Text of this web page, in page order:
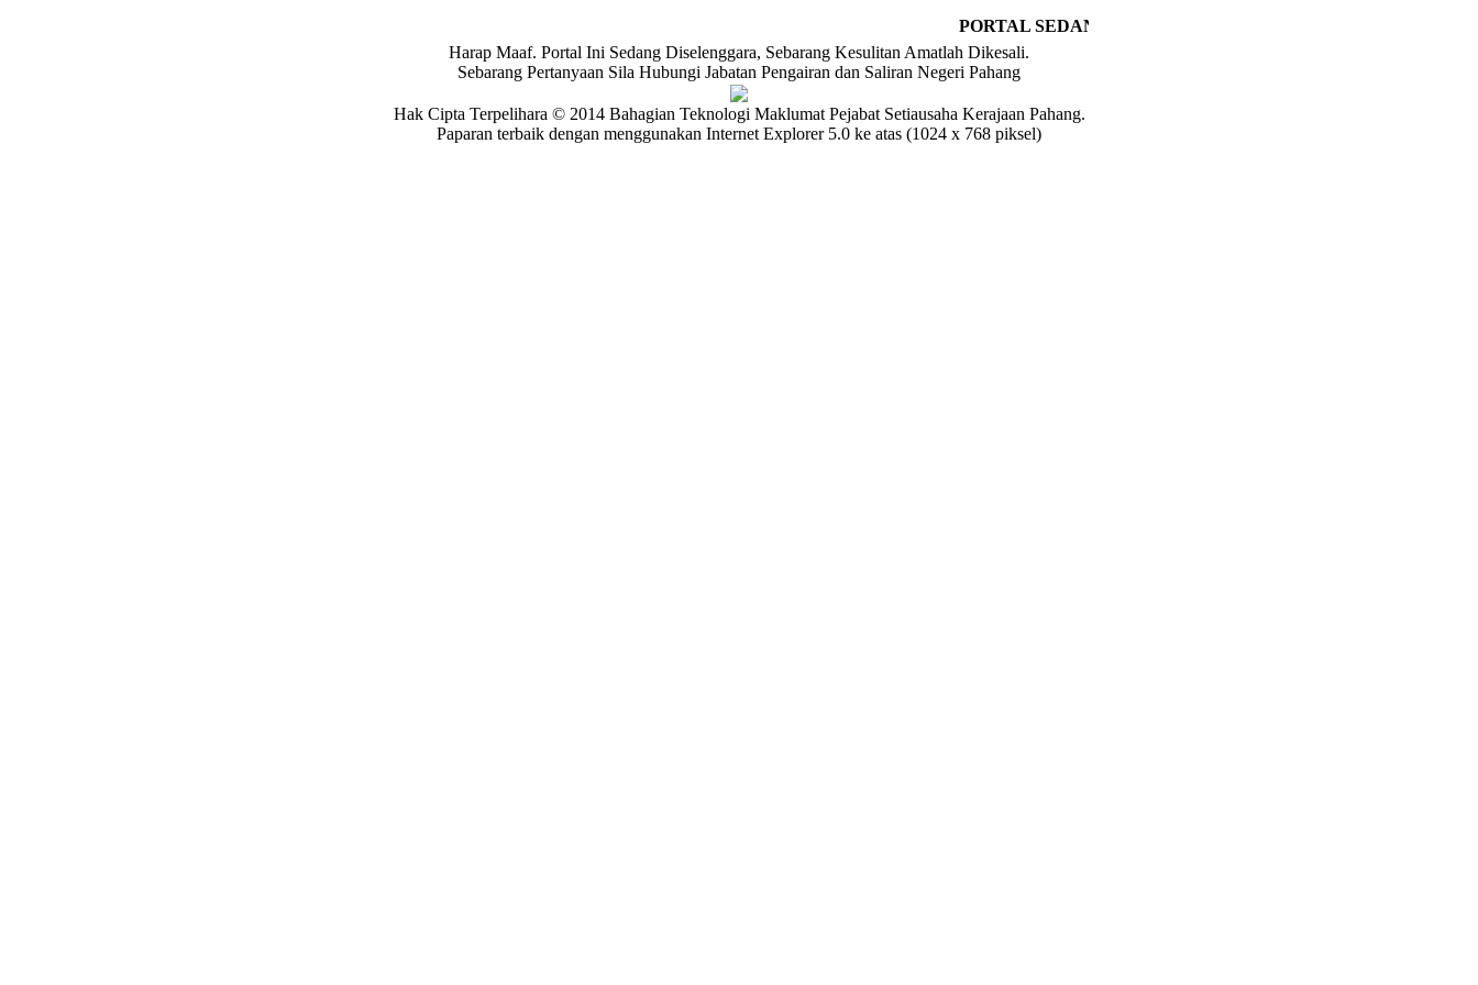
PORTAL SEDANG DISELENGGARA. MOHON MAAF ATAS
Harap Maaf. Portal Ini Sedang Diselenggara, Sebarang Kesulitan Amatlah Dikesali.
Sebarang Pertanyaan Sila Hubungi Jabatan Pengairan dan Saliran Negeri Pahang
Hak Cipta Terpelihara © 2014 Bahagian Teknologi Maklumat Pejabat Setiausaha Kerajaan Pahang.
Paparan terbaik dengan menggunakan Internet Explorer 5.0 ke atas (1024 x 768 piksel)